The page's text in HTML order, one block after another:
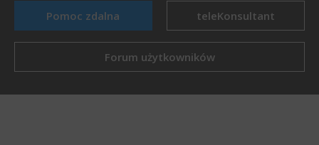
Pomoc zdalna teleKonsultant
Forum użytkowników